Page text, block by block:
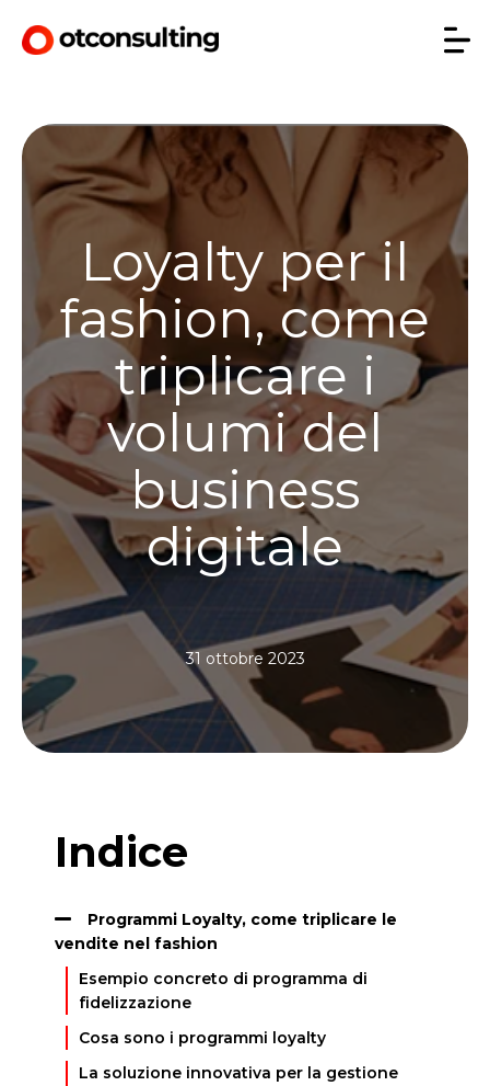
Loyalty per il
fashion, come
triplicare i
volumi del
business
digitale
31 ottobre 2023
Indice
Programmi Loyalty, come triplicare le
vendite nel fashion
Esempio concreto di programma di
fidelizzazione
Cosa sono i programmi loyalty
La soluzione innovativa per la gestione